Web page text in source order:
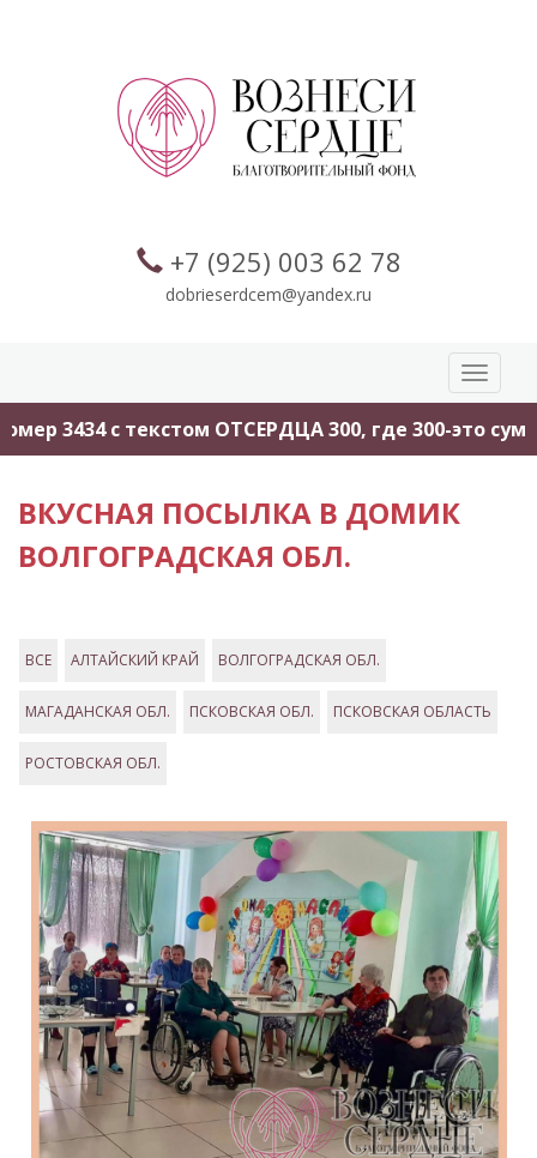
+7 (925) 003 62 78
dobrieserdcem@yandex.ru
Toggle
3434 с текстом ОТСЕРДЦА 300, где 300-это
ВКУСНАЯ ПОСЫЛКА В ДОМИК
ВОЛГОГРАДСКАЯ ОБЛ.
ВСЕ АЛТАЙСКИЙ КРАЙ ВОЛГОГРАДСКАЯ ОБЛ.
МАГАДАНСКАЯ ОБЛ. ПСКОВСКАЯ ОБЛ. ПСКОВСКАЯ ОБЛАСТЬ
РОСТОВСКАЯ ОБЛ.